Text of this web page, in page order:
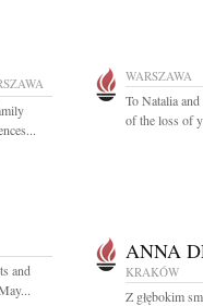
WARSZAWA
To Natalia
of the loss of
and
ANNA
KRAKÓW
Z głębokim